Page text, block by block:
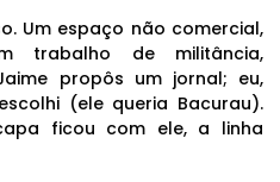
Um espaço não comercial,
trabalho de militância,
propôs um jornal; eu,
(ele queria Bacurau).
ficou com ele, a linha